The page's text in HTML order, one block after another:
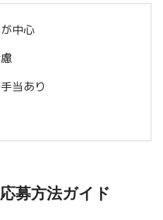
中心
当あり
募方法ガイド